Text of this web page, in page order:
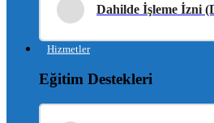
Dahilde İşleme İzni
Hizmetler
Eğitim Destekleri